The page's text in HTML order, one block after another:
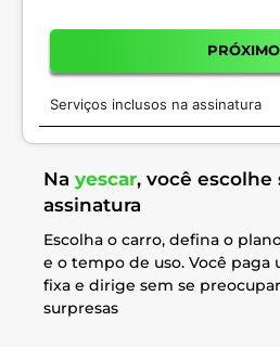
PRÓXIMO
Serviços inclusos na assinatura
Na yescar, você escolhe
assinatura
Escolha o carro, defina o
e o tempo de uso. Você paga
fixa e dirige sem se
surpresas